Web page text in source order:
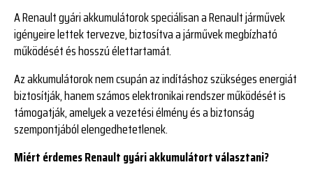
A Renault gyári akkumulátorok speciálisan a Renault járművek
igényeire lettek tervezve, biztosítva a járművek megbízható
működését és hosszú élettartamát.
Az akkumulátorok nem csupán az indításhoz szükséges energiát
biztosítják, hanem számos elektronikai rendszer működését is
támogatják, amelyek a vezetési élmény és a biztonság
szempontjából elengedhetetlenek.
Miért érdemes Renault gyári akkumulátort választani?